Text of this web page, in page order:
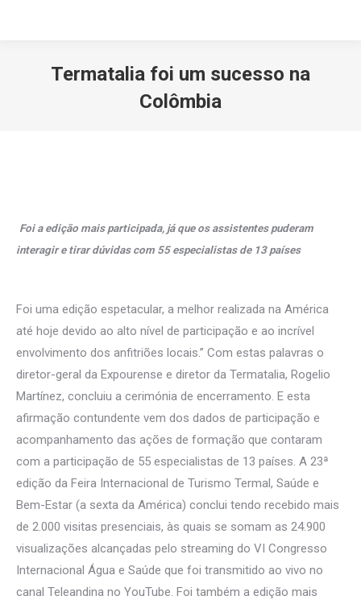
Termatalia foi um sucesso na
Colômbia
Foi a edição mais participada, já que os assistentes puderam
interagir e tirar dúvidas com 55 especialistas de 13 países
Foi uma edição espetacular, a melhor realizada na América
até hoje devido ao alto nível de participação e ao incrível
envolvimento dos anfitriões locais.” Com estas palavras o
diretor-geral da Expourense e diretor da Termatalia, Rogelio
Martínez, concluiu a cerimónia de encerramento. E esta
afirmação contundente vem dos dados de participação e
acompanhamento das ações de formação que contaram
com a participação de 55 especialistas de 13 países. A 23ª
edição da Feira Internacional de Turismo Termal, Saúde e
Bem-Estar (a sexta da América) conclui tendo recebido mais
de 2.000 visitas presenciais, às quais se somam as 24.900
visualizações alcançadas pelo streaming do VI Congresso
Internacional Água e Saúde que foi transmitido ao vivo no
canal Teleandina no YouTube. Foi também a edição mais